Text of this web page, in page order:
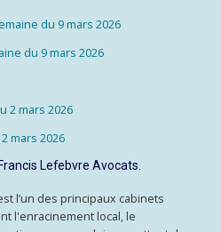
du 9 mars 2026
du 9 mars 2026
2 mars 2026
mars 2026
Lefebvre Avocats.
l’un des principaux cabinets
l'enracinement local, le